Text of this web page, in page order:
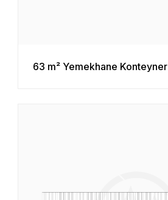
63 m² Yemekhane Konteyner